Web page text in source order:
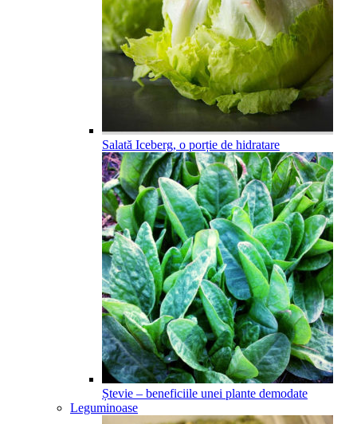
Salată Iceberg, o porție de hidratare
Ștevie – beneficiile unei plante demodate
Leguminoase